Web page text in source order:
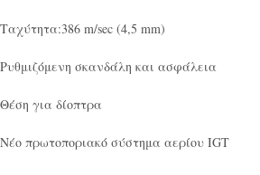
Ταχύτητα:386 m/sec (4,5 mm)
Ρυθμιζόμενη σκανδάλη και ασφάλεια
Θέση για δίοπτρα
Νέο πρωτοποριακό σύστημα αερίου IGT